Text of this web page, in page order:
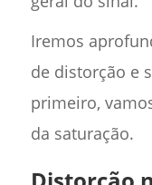
Iremos
de distorção e
primeiro,
da saturação.